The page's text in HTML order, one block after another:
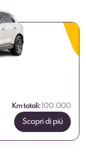
Km totali:100.000
Scopri di più